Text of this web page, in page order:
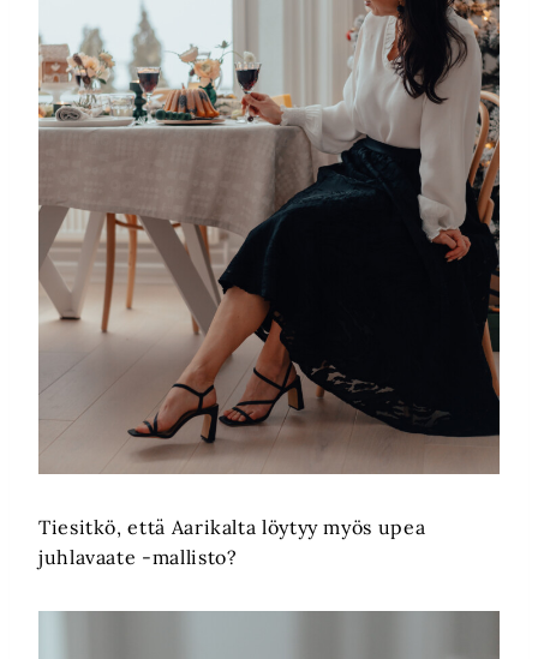
Tiesitkö, että Aarikalta löytyy myös upea
juhlavaate -mallisto?